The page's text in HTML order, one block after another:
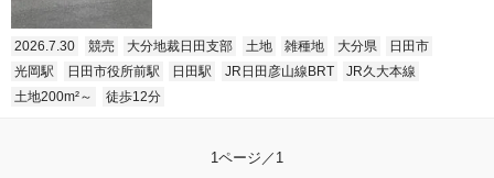
2026.7.30 競売 大分地裁日田支部 土地 雑種地 大分県
日田市
光岡駅
日田市役所前駅 日田駅 JR日田彦山線BRT
JR久大本線
土地200m²～
徒歩12分
1ページ／1